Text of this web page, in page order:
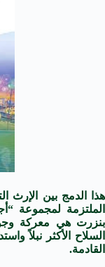
هذا الدمج بين الإرث
الملتزمة لمجموعة
بنزرت هي معركة
السلاح الأكثر نبلاً
القادمة.